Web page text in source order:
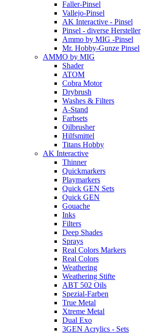
Faller-Pinsel
Vallejo-Pinsel
AK Interactive - Pinsel
Pinsel - diverse Hersteller
Ammo by MIG -Pinsel
Mr. Hobby-Gunze Pinsel
AMMO by MIG
Shader
ATOM
Cobra Motor
Drybrush
Washes & Filters
A-Stand
Farbsets
Oilbrusher
Hilfsmittel
Titans Hobby
AK Interactive
Thinner
Quickmarkers
Playmarkers
Quick GEN Sets
Quick GEN
Gouache
Inks
Filters
Deep Shades
Sprays
Real Colors Markers
Real Colors
Weathering
Weathering Stifte
ABT 502 Oils
Spezial-Farben
True Metal
Xtreme Metal
Dual Exo
3GEN Acrylics - Sets